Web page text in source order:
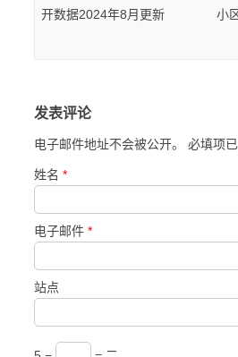
开数据2024年8月更新
小
发表评论
电子邮件地址不会被公开。 必填项
姓名 *
电子邮件 *
站点